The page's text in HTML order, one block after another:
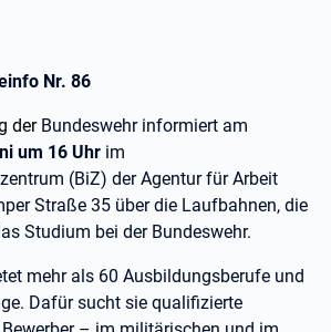
Nr. 86
der Bundeswehrinformiert am
um 16 Uhr im
(BiZ) der Agentur für Arbeit
Straße 35 über die Laufbahnen, die
Studium bei der Bundeswehr.
mehr als 60 Ausbildungsberufe und
Dafür sucht sie qualifizierte